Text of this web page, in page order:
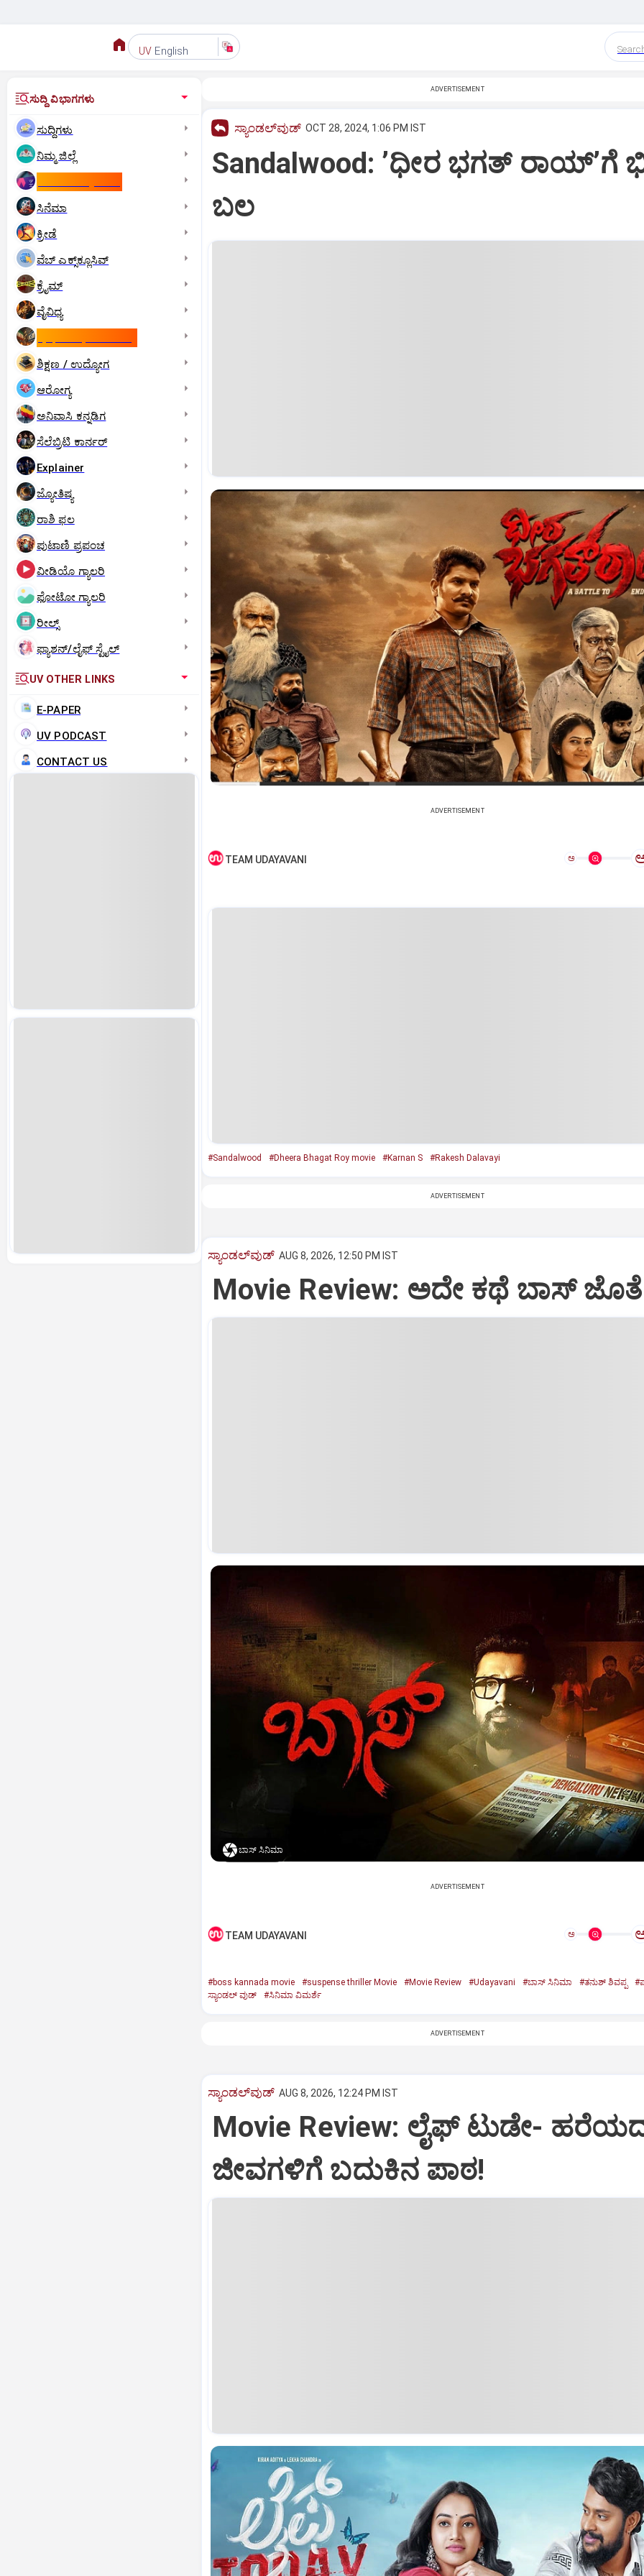
UV English
ಸುದ್ದಿ ವಿಭಾಗಗಳು
ಸುದ್ದಿಗಳು
ನಿಮ್ಮ ಜಿಲ್ಲೆ
ಸಿನೆಮಾ
ಕ್ರೀಡೆ
ವೆಬ್ ಎಕ್ಸ್‌ಕ್ಲೂಸಿವ್
ಕ್ರೈಮ್
ವೈವಿಧ್ಯ
ಶಿಕ್ಷಣ / ಉದ್ಯೋಗ
ಆರೋಗ್ಯ
ಅನಿವಾಸಿ ಕನ್ನಡಿಗ
ಸೆಲೆಬ್ರಿಟಿ ಕಾರ್ನರ್‌
Explainer
ಜ್ಯೋತಿಷ್ಯ
ರಾಶಿ ಫಲ
ಪುಟಾಣಿ ಪ್ರಪಂಚ
ವೀಡಿಯೊ ಗ್ಯಾಲರಿ
ಫೋಟೋ ಗ್ಯಾಲರಿ
ರೀಲ್ಸ್
ಫ್ಯಾಶನ್/ಲೈಫ್‌ ಸ್ಟೈಲ್
UV OTHER LINKS
E-PAPER
UV PODCAST
CONTACT US
ADVERTISEMENT
ಸ್ಯಾಂಡಲ್‌ವುಡ್‌ OCT 28, 2024, 1:06 PM IST
Sandalwood: ʼಧೀರ ಭಗತ್‌ ರಾಯ್‌ʼಗೆ
ಬಲ
ADVERTISEMENT
TEAM UDAYAVANI ಅ
#Sandalwood #Dheera Bhagat Roy movie #Karnan S #Rakesh Dalavayi
ADVERTISEMENT
ಸ್ಯಾಂಡಲ್‌ವುಡ್‌ AUG 8, 2026, 12:50 PM IST
Movie Review: ಅದೇ ಕಥೆ ಬಾಸ್‌
ಬಾಸ್‌ ಸಿನಿಮಾ
ADVERTISEMENT
TEAM UDAYAVANI ಅ
#boss kannada movie #suspense thriller Movie #Movie Review #Udayavani #ಬಾಸ್‌ ಸಿನಿಮಾ #ತನುಶ್‌ ಶಿವಪ್ಪ
ಸ್ಯಾಂಡಲ್‌ ವುಡ್‌
#ಸಿನಿಮಾ ವಿಮರ್ಶೆ
ADVERTISEMENT
ಸ್ಯಾಂಡಲ್‌ವುಡ್‌ AUG 8, 2026, 12:24 PM IST
Movie Review: ಲೈಫ್‌ ಟುಡೇ-
ಜೀವಗಳಿಗೆ ಬದುಕಿನ ಪಾಠ!